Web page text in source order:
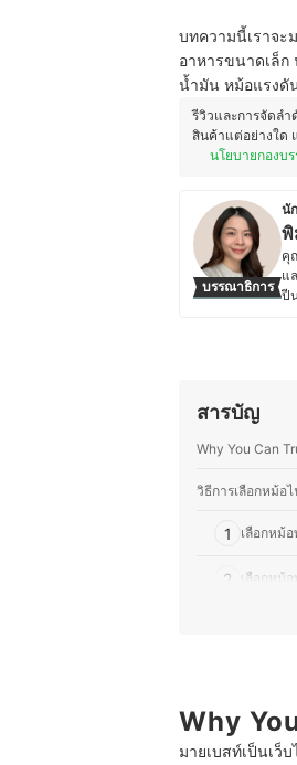
บทความนี้เราจะ
อาหารขนาดเล็ก
น้ำมัน หม้อแรงดั
รีวิวและการจัดลำ
สินค้าแต่อย่างใด
นโยบายกองบ
บรรณาธิการ
นั
พิ
คุ
แ
ปี
สารบัญ
Why You Can
วิธีการเลือกหม้อ
1 เลือกหม้
2 เลือกหม้
10 หม้อทอดไฟฟ้
10 หม้อทอดไร้น้
Why
มายเบสท์เป็นเว็